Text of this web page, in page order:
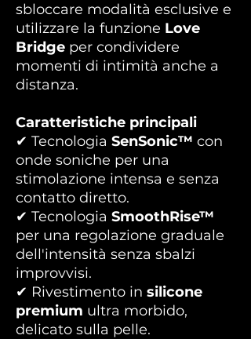
sbloccare modalità esclusive e
utilizzare la funzione Love
Bridge per condividere
momenti di intimità anche a
distanza.
Caratteristiche principali
✔ Tecnologia SenSonic™ con
onde soniche per una
stimolazione intensa e senza
contatto diretto.
✔ Tecnologia SmoothRise™
per una regolazione graduale
dell'intensità senza sbalzi
improvvisi.
✔ Rivestimento in silicone
premium ultra morbido,
delicato sulla pelle.